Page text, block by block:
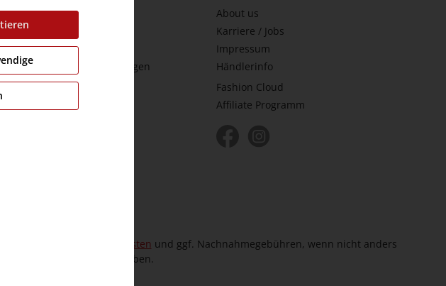
Fragen
& Versandkosten
Geschäftsbedingungen
About us
Karriere / Jobs
Impressum
Händlerinfo
Fashion Cloud
Affiliate Programm
Versandkosten und ggf. Nachnahmegebühren, wenn nicht anders
angegeben.